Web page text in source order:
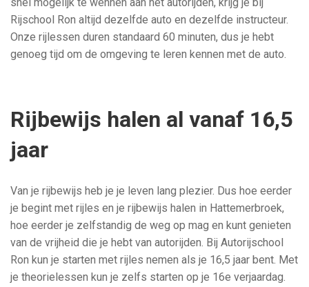
snel mogelijk te wennen aan het autorijden, krijg je bij
Rijschool Ron altijd dezelfde auto en dezelfde instructeur.
Onze rijlessen duren standaard 60 minuten, dus je hebt
genoeg tijd om de omgeving te leren kennen met de auto.
Rijbewijs halen al vanaf 16,5
jaar
Van je rijbewijs heb je je leven lang plezier. Dus hoe eerder
je begint met rijles en je rijbewijs halen in Hattemerbroek,
hoe eerder je zelfstandig de weg op mag en kunt genieten
van de vrijheid die je hebt van autorijden. Bij Autorijschool
Ron kun je starten met rijles nemen als je 16,5 jaar bent. Met
je theorielessen kun je zelfs starten op je 16e verjaardag.